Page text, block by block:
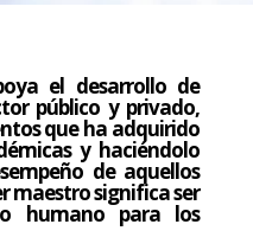
el desarrollo de
público y privado,
que ha adquirido
y haciéndolo
de aquellos
maestro significa ser
humano para los